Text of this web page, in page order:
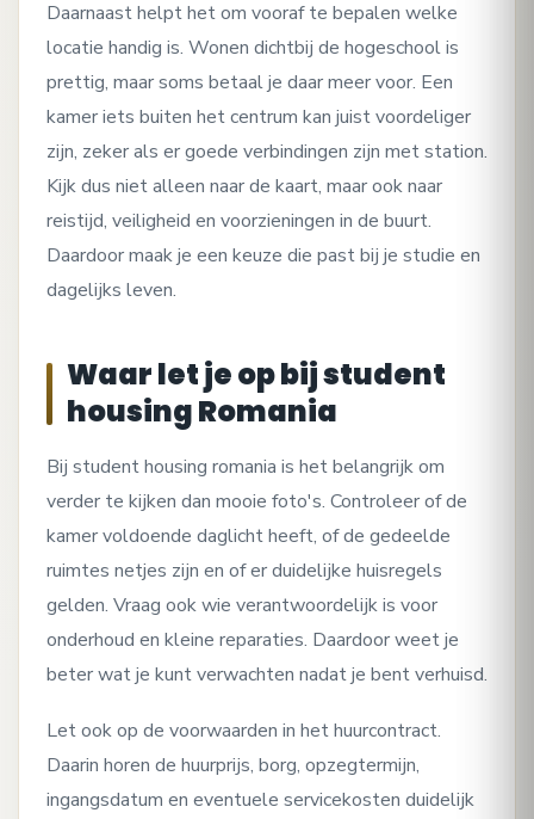
Daarnaast helpt het om vooraf te bepalen welke
locatie handig is. Wonen dichtbij de hogeschool is
prettig, maar soms betaal je daar meer voor. Een
kamer iets buiten het centrum kan juist voordeliger
zijn, zeker als er goede verbindingen zijn met station.
Kijk dus niet alleen naar de kaart, maar ook naar
reistijd, veiligheid en voorzieningen in de buurt.
Daardoor maak je een keuze die past bij je studie en
dagelijks leven.
Waar let je op bij student
housing Romania
Bij student housing romania is het belangrijk om
verder te kijken dan mooie foto's. Controleer of de
kamer voldoende daglicht heeft, of de gedeelde
ruimtes netjes zijn en of er duidelijke huisregels
gelden. Vraag ook wie verantwoordelijk is voor
onderhoud en kleine reparaties. Daardoor weet je
beter wat je kunt verwachten nadat je bent verhuisd.
Let ook op de voorwaarden in het huurcontract.
Daarin horen de huurprijs, borg, opzegtermijn,
ingangsdatum en eventuele servicekosten duidelijk